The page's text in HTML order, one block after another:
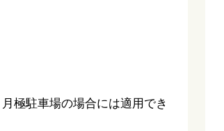
極駐車場の場合には適用でき